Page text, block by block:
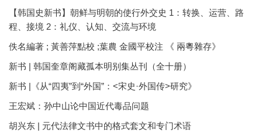
【韩国史新书】朝鲜与明朝的使行外交史 1：转换、运营、路
程、接境 2：礼仪、认知、交流与环境
佚名編著 ; 黃善萍點校 ;葉農 金國平校注 《 兩粵雜存》
新书 | 韩国奎章阁藏孤本明别集丛刊（全十册）
新书 |《从“四夷”到“外国”：<宋史·外国传>研究》
王宏斌：孙中山论中国近代毒品问题
胡兴东 | 元代法律文书中的格式套文和专门术语